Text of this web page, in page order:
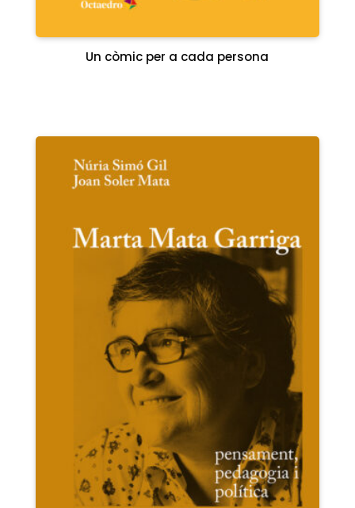
Un còmic per a cada persona